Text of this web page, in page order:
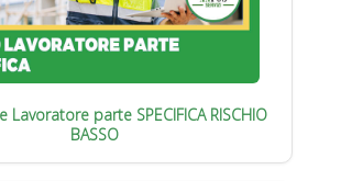
Lavoratore parte SPECIFICA RISCHIO
BASSO